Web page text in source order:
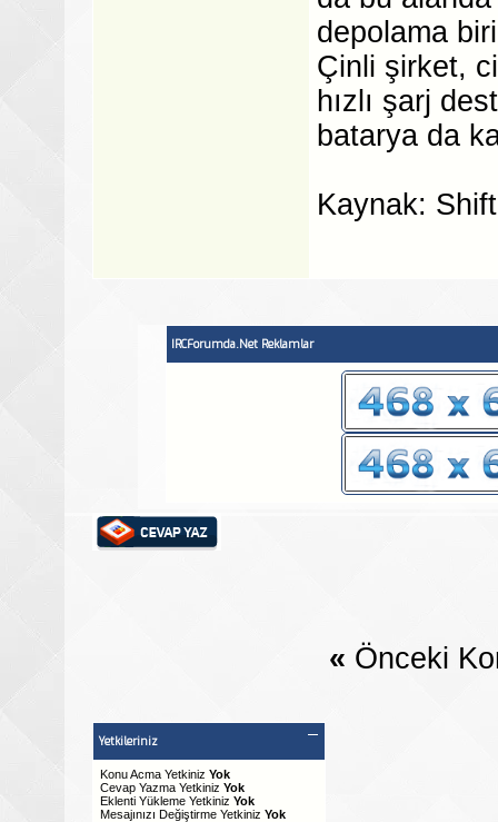
depolama
Çinli şirket,
hızlı şarj
batarya da
Kaynak:
IRCForumda.Net Reklamlar
« Önceki
Yetkileriniz
Konu Acma Yetkiniz Yok
Cevap Yazma Yetkiniz Yok
Eklenti Yükleme Yetkiniz Yok
Mesajınızı Değiştirme Yetkiniz Yok